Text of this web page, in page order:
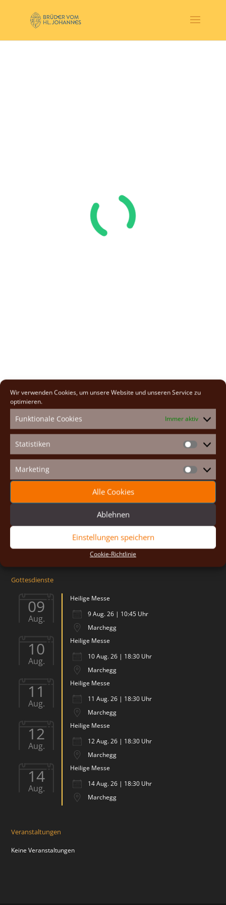
Wir verwenden Cookies, um unsere Website und unseren Service zu
optimieren.
Funktionale Cookies Immer aktiv
Statistiken
Marketing Marketing
Alle Cookies
Ablehnen
Einstellungen speichern
Cookie-Richtlinie
St. Johannes Gemeinschaft
Priorat Maria Königin
Hauptplatz 26
2293 Marchegg-Stadt
Tel: +43 676 64 55 681
Impressum
Cookie-Richtlinie (EU)
Gottesdienste
09
Aug.
Heilige Messe
9 Aug. 26 | 10:45 Uhr
Marchegg
10
Aug.
Heilige Messe
10 Aug. 26 | 18:30 Uhr
Marchegg
11
Aug.
Heilige Messe
11 Aug. 26 | 18:30 Uhr
Marchegg
12
Aug.
Heilige Messe
12 Aug. 26 | 18:30 Uhr
Marchegg
14
Aug.
Heilige Messe
14 Aug. 26 | 18:30 Uhr
Marchegg
Veranstaltungen
Keine Veranstaltungen